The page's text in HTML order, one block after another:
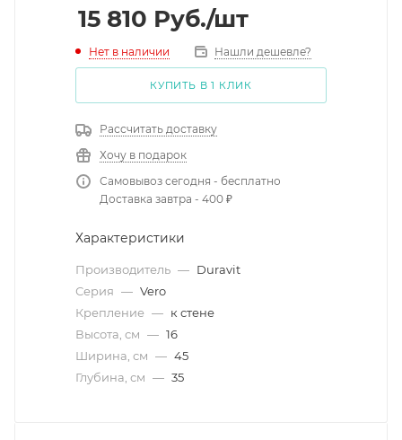
15 810 Руб./шт
Нет в наличии Нашли дешевле?
КУПИТЬ В 1 КЛИК
Рассчитать доставку
Хочу в подарок
Самовывоз сегодня - бесплатно
Доставка завтра - 400 ₽
Характеристики
Производитель — Duravit
Серия — Vero
Крепление — к стене
Высота, см — 16
Ширина, см — 45
Глубина, см — 35